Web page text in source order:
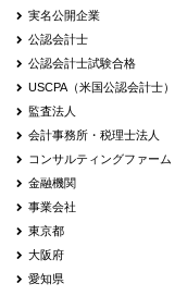
実名公開企業
公認会計士
公認会計士試験合格
USCPA（米国公認会計士）
監査法人
会計事務所・税理士法人
コンサルティングファーム
金融機関
事業会社
東京都
大阪府
愛知県